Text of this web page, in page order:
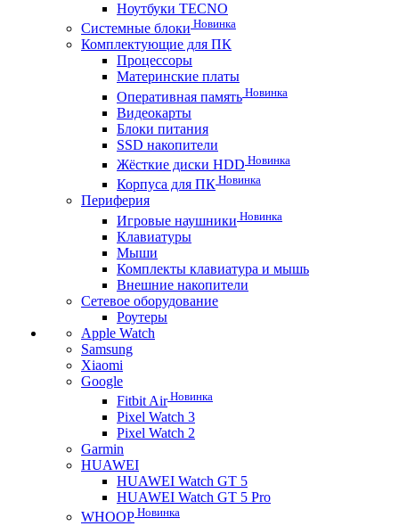
Ноутбуки TECNO
Системные блоки Новинка
Комплектующие для ПК
Процессоры
Материнские платы
Оперативная память Новинка
Видеокарты
Блоки питания
SSD накопители
Жёсткие диски HDD Новинка
Корпуса для ПК Новинка
Периферия
Игровые наушники Новинка
Клавиатуры
Мыши
Комплекты клавиатура и мышь
Внешние накопители
Сетевое оборудование
Роутеры
Apple Watch
Samsung
Xiaomi
Google
Fitbit AirНовинка
Pixel Watch 3
Pixel Watch 2
Garmin
HUAWEI
HUAWEI Watch GT 5
HUAWEI Watch GT 5 Pro
WHOOP Новинка